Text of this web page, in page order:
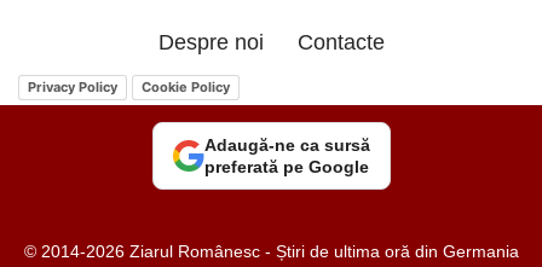
Despre noi Contacte
Privacy Policy Cookie Policy
Adaugă-ne ca sursă
preferată pe Google
© 2014-2026 Ziarul Românesc - Știri de ultima oră din Germania